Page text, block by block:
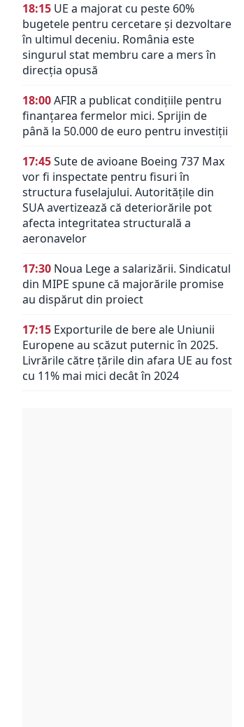
18:15 UE a majorat cu peste 60%
bugetele pentru cercetare și dezvoltare
în ultimul deceniu. România este
singurul stat membru care a mers în
direcția opusă
18:00AFIR a publicat condițiile pentru
finanțarea fermelor mici. Sprijin de
până la 50.000 de euro pentru investiții
17:45Sute de avioane Boeing 737 Max
vor fi inspectate pentru fisuri în
structura fuselajului. Autoritățile din
SUA avertizează că deteriorările pot
afecta integritatea structurală a
aeronavelor
17:30 Noua Lege a salarizării. Sindicatul
din MIPE spune că majorările promise
au dispărut din proiect
17:15 Exporturile de bere ale Uniunii
Europene au scăzut puternic în 2025.
Livrările către țările din afara UE au fost
cu 11% mai mici decât în 2024